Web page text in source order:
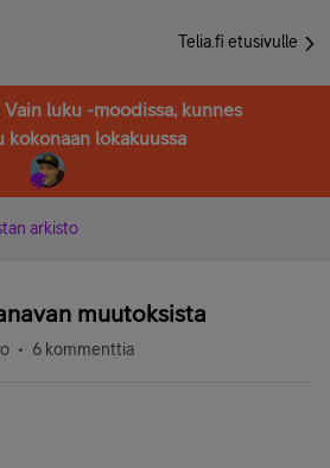
Telia.fi etusivulle
luku -moodissa, kunnes
kokonaan lokakuussa
arkisto
muutoksista
6 kommenttia